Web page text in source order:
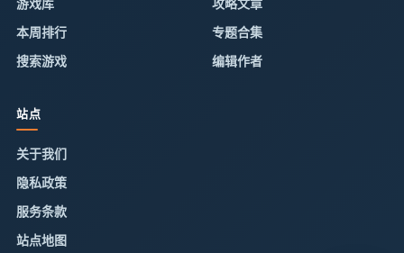
游戏库
本周排行
搜索游戏
攻略文章
专题合集
编辑作者
站点
关于我们
隐私政策
服务条款
站点地图